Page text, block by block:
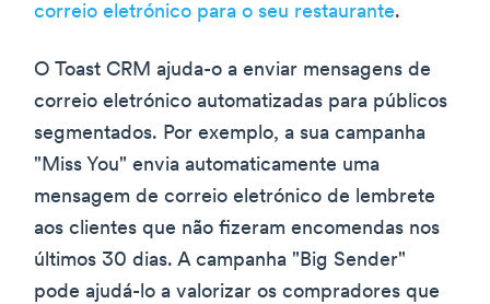
correio eletrónico para o seu restaurante.
O Toast CRM ajuda-o a enviar mensagens de
correio eletrónico automatizadas para públicos
segmentados. Por exemplo, a sua campanha
"Miss You" envia automaticamente uma
mensagem de correio eletrónico de lembrete
aos clientes que não fizeram encomendas nos
últimos 30 dias. A campanha "Big Sender"
pode ajudá-lo a valorizar os compradores que